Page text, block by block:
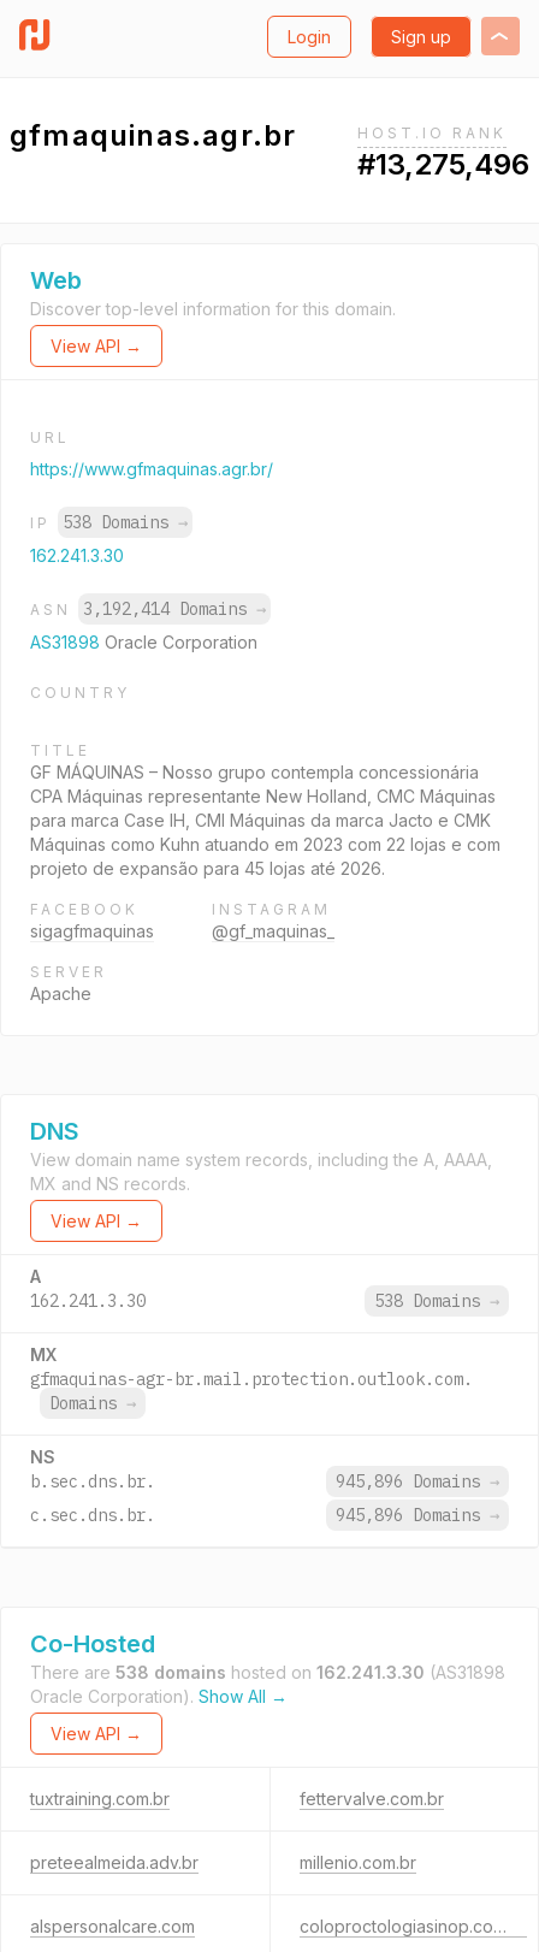
Login Sign up
gfmaquinas.agr.br HOST.IO RANK
#13,275,496
Web
Discover top-level information for this domain.
View API →
URL
https://www.gfmaquinas.agr.br/
IP 538 Domains →
162.241.3.30
ASN 3,192,414 Domains →
AS31898 Oracle Corporation
COUNTRY
TITLE
GF MÁQUINAS – Nosso grupo contempla concessionária
CPA Máquinas representante New Holland, CMC Máquinas
para marca Case IH, CMI Máquinas da marca Jacto e CMK
Máquinas como Kuhn atuando em 2023 com 22 lojas e com
projeto de expansão para 45 lojas até 2026.
FACEBOOK
sigagfmaquinas
INSTAGRAM
@gf_maquinas_
SERVER
Apache
DNS
View domain name system records, including the A, AAAA,
MX and NS records.
View API →
A
162.241.3.30 538 Domains →
MX
gfmaquinas-agr-br.mail.protection.outlook.com.
Domains →
NS
b.sec.dns.br. 945,896 Domains →
c.sec.dns.br.
945,896 Domains →
Co-Hosted
There are 538 domains hosted on 162.241.3.30 (AS31898
Oracle Corporation). Show All →
View API →
tuxtraining.com.br fettervalve.com.br
preteealmeida.adv.br millenio.com.br
alspersonalcare.com coloproctologiasinop.com.br